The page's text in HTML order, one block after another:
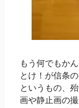
もう何でもか
とけ！が信条
というもの、
画や静止画の